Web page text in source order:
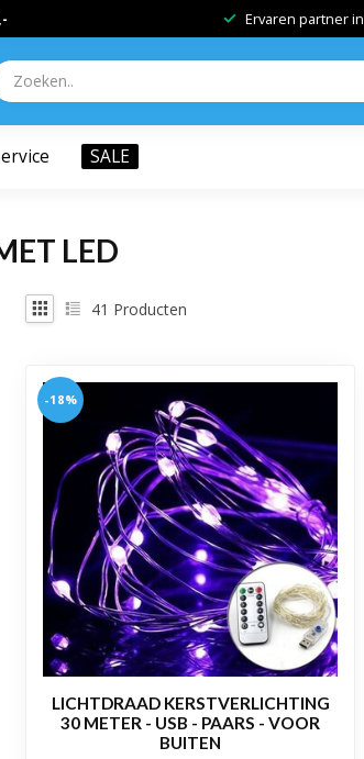
Ervaren partner in
SALE
LED
41 Producten
-18%
LICHTDRAAD KERSTVERLICHTING
30 METER - USB - PAARS - VOOR
BUITEN